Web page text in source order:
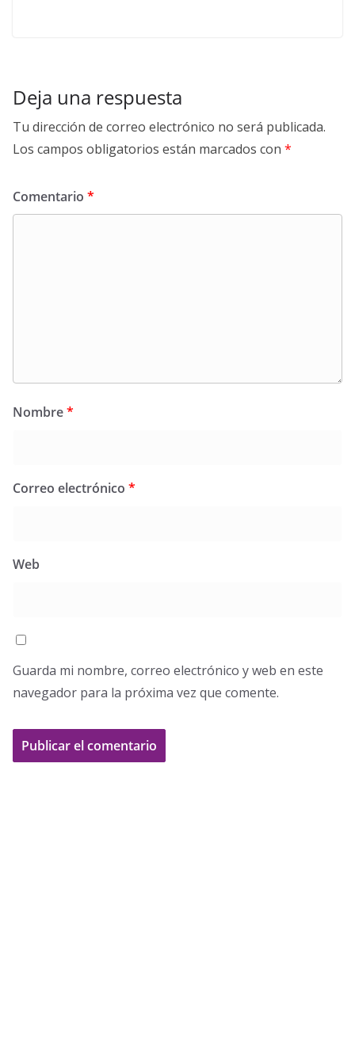
Deja una respuesta
Tu dirección de correo electrónico no será publicada.
Los campos obligatorios están marcados con *
Comentario *
Nombre*
Correo electrónico *
Web
Guarda mi nombre, correo electrónico y web en este
navegador para la próxima vez que comente.